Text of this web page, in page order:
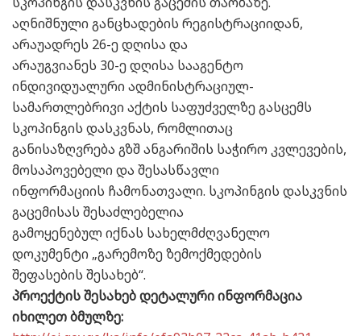
აღნიშნული განცხადების რეგისტრაციიდან,
არაუადრეს 26-ე დღისა და
არაუგვიანეს 30-ე დღისა სააგენტო
ინდივიდუალური ადმინისტრაციულ-
სამართლებრივი აქტის საფუძველზე გასცემს
სკოპინგის დასკვნას, რომლითაც
განისაზღვრება გზშ ანგარიშის საჭირო კვლევების,
მოსაპოვებელი და შესასწავლი
ინფორმაციის ჩამონათვალი. სკოპინგის დასკვნის
გაცემისას შესაძლებელია
გამოყენებულ იქნას სახელმძღვანელო
დოკუმენტი „გარემოზე ზემოქმედების
შეფასების შესახებ“.
პროექტის შესახებ დეტალური ინფორმაცია
იხილეთ ბმულზე: